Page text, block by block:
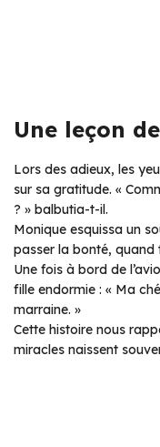
Une leçon
Lors des adieux, les
sur sa gratitude. «
? » balbutia-t-il.
Monique esquissa un
passer la bonté, quand
Une fois à bord de
fille endormie : « Ma
marraine. »
Cette histoire nous
miracles naissent